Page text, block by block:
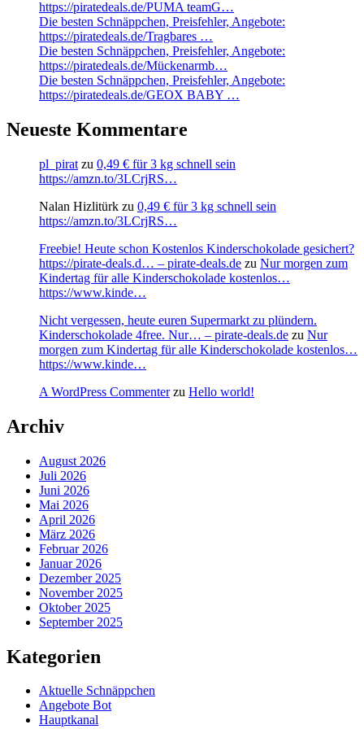
https://piratedeals.de/PUMA teamG…
Die besten Schnäppchen, Preisfehler, Angebote:
https://piratedeals.de/Tragbares …
Die besten Schnäppchen, Preisfehler, Angebote:
https://piratedeals.de/Mückenarmb…
Die besten Schnäppchen, Preisfehler, Angebote:
https://piratedeals.de/GEOX BABY …
Neueste Kommentare
pl_pirat zu 0,49 € für 3 kg schnell sein
https://amzn.to/3LCrjRS…
Nalan Hizlitürk zu 0,49 € für 3 kg schnell sein
https://amzn.to/3LCrjRS…
Freebie! Heute schon Kostenlos Kinderschokolade gesichert?
https://pirate-deals.d… – pirate-deals.de zu Nur morgen zum
Kindertag für alle Kinderschokolade kostenlos…
https://www.kinde…
Nicht vergessen, heute euren Supermarkt zu plündern.
Kinderschokolade 4free. Nur… – pirate-deals.de zu Nur
morgen zum Kindertag für alle Kinderschokolade kostenlos…
https://www.kinde…
A WordPress Commenterzu Hello world!
Archiv
August 2026
Juli 2026
Juni 2026
Mai 2026
April 2026
März 2026
Februar 2026
Januar 2026
Dezember 2025
November 2025
Oktober 2025
September 2025
Kategorien
Aktuelle Schnäppchen
Angebote Bot
Hauptkanal